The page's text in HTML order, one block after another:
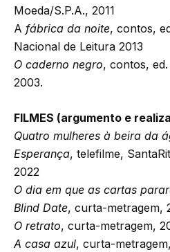
Moeda/S.P.A., 2011
A fábrica da noite, contos,
Nacional de Leitura 2013
O caderno negro, contos,
2003.
FILMES (argumento e
Quatro mulheres à beira da
Esperança, telefilme,
2022
O dia em que as cartas
Blind Date, curta-metragem,
O retrato, curta-metragem,
A casa azul, curta-